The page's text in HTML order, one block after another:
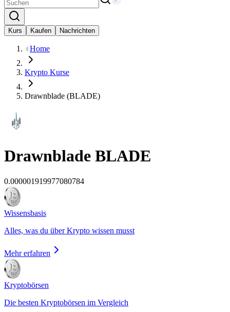
Kurs Kaufen Nachrichten
Home
Krypto Kurse
Drawnblade (BLADE)
Drawnblade BLADE
0.000001919977080784
Wissensbasis
Alles, was du über Krypto wissen musst
Mehr erfahren
Kryptobörsen
Die besten Kryptobörsen im Vergleich